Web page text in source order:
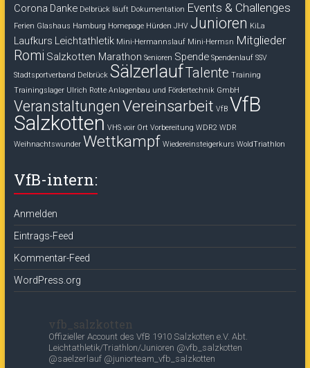
Corona Danke Delbrück läuft Dokumentation Events & Challenges
Ferien Glashaus Hamburg Homepage Hürden JHV Junioren KiLa
Laufkurs Leichtathletik Mini-Hermannslauf Mini-Hermsn Mitglieder
Romi Salzkotten Marathon Senioren Spende Spendenlauf SSV
Stadtsportverband Delbrück SälzerlaufTalente Training
Trainingslager Ulrich Rotte Anlagenbau und Fördertechnik GmbH
Veranstaltungen Vereinsarbeit VfB VfB
Salzkotten VHS voir Ort Vorbereitung WDR2 WDR
Weihnachtswunder Wettkampf Wiedereinsteigerkurs WoldTriathlon
VfB-intern:
Anmelden
Eintrags-Feed
Kommentar-Feed
WordPress.org
vfb_salzkotten
Offizieller Account des VfB 1910 Salzkotten e.V. Abt.
Leichtathletik/Triathlon/Junioren @vfb_salzkotten
@saelzerlauf @juniorteam_vfb_salzkotten